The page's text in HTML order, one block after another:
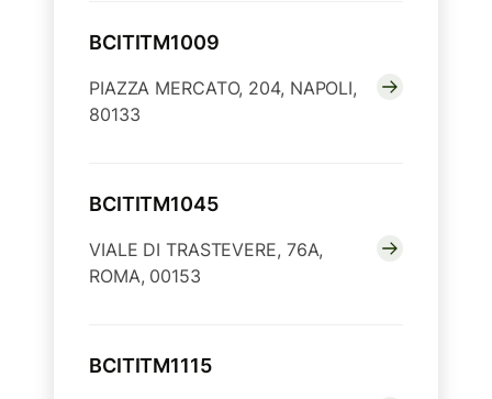
BCITITM1009
PIAZZA MERCATO, 204, NAPOLI,
80133
BCITITM1045
VIALE DI TRASTEVERE, 76A,
ROMA, 00153
BCITITM1115